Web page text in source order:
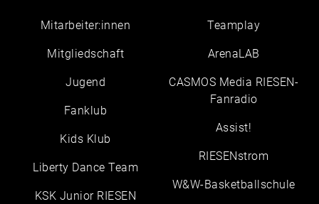
Mitarbeiter:innen
Mitgliedschaft
Jugend
Fanklub
Kids Klub
Liberty Dance Team
KSK Junior RIESEN
Teamplay
ArenaLAB
CASMOS Media RIESEN-
Fanradio
Assist!
RIESENstrom
W&W-Basketballschule